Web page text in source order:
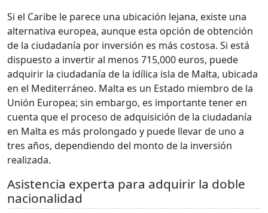
Si el Caribe le parece una ubicación lejana, existe una
alternativa europea, aunque esta opción de obtención
de la ciudadanía por inversión es más costosa. Si está
dispuesto a invertir al menos 715,000 euros, puede
adquirir la ciudadanía de la idílica isla de Malta, ubicada
en el Mediterráneo. Malta es un Estado miembro de la
Unión Europea; sin embargo, es importante tener en
cuenta que el proceso de adquisición de la ciudadanía
en Malta es más prolongado y puede llevar de uno a
tres años, dependiendo del monto de la inversión
realizada.
Asistencia experta para adquirir la doble
nacionalidad